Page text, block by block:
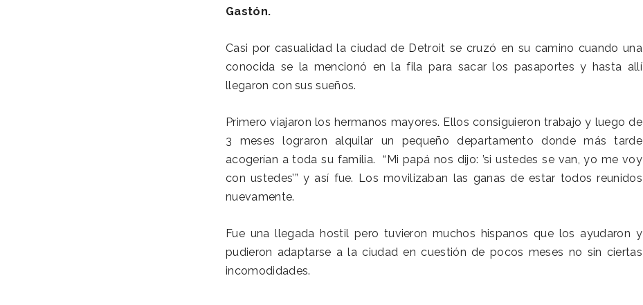
Gastón.
Casi por casualidad la ciudad de Detroit se cruzó en su camino cuando una
conocida se la mencionó en la fila para sacar los pasaportes y hasta allí
llegaron con sus sueños.
Primero viajaron los hermanos mayores. Ellos consiguieron trabajo y luego de
3 meses lograron alquilar un pequeño departamento donde más tarde
acogerían a toda su familia. “Mi papá nos dijo: ’si ustedes se van, yo me voy
con ustedes’” y así fue. Los movilizaban las ganas de estar todos reunidos
nuevamente.
Fue una llegada hostil pero tuvieron muchos hispanos que los ayudaron y
pudieron adaptarse a la ciudad en cuestión de pocos meses no sin ciertas
incomodidades.